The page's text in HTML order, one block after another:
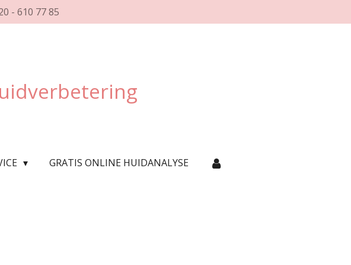
- 610 77 85
GRATIS ONLINE HUIDANALYSE